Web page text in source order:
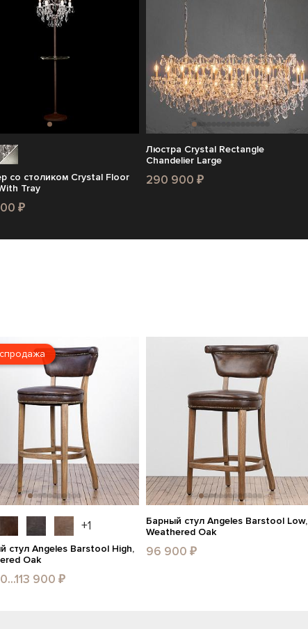
со столиком Crystal Floor
Tray
₽
Люстра Crystal Rectangle
Chandelier Large
290 900 ₽
+1
стул Angeles Barstool High,
Oak
900 ₽
Барный стул Angeles Barstool Low,
Weathered Oak
96 900 ₽